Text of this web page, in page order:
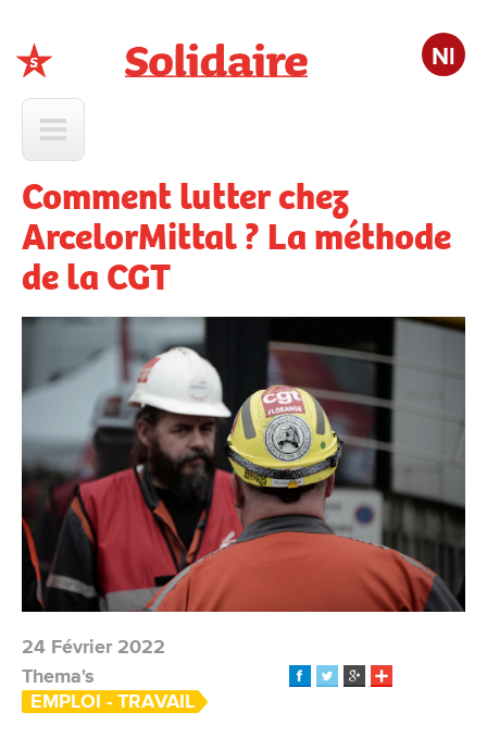
Nl
Comment lutter chez
ArcelorMittal ? La méthode
de la CGT
24 Février 2022
Thema's
EMPLOI - TRAVAIL